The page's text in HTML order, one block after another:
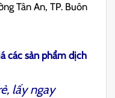
Tân An, TP. Buôn
các sản phẩm dịch
lấy ngay